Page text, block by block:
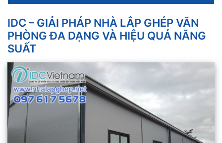
IDC – GIẢI PHÁP NHÀ LẮP GHÉP VĂN
PHÒNG ĐA DẠNG VÀ HIỆU QUẢ NĂNG
SUẤT